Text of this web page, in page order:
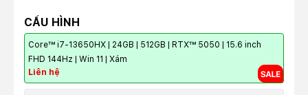
CẤU HÌNH
Core™ i7-13650HX | 24GB | 512GB | RTX™ 5050 | 15.6 inch
FHD 144Hz | Win 11 | Xám
Liên hệ